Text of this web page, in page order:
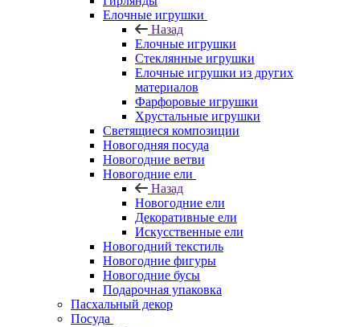
Елочные игрушки
Назад
Елочные игрушки
Стеклянные игрушки
Елочные игрушки из других
материалов
Фарфоровые игрушки
Хрустальные игрушки
Светящиеся композиции
Новогодняя посуда
Новогодние ветви
Новогодние ели
Назад
Новогодние ели
Декоративные ели
Искусственные ели
Новогодний текстиль
Новогодние фигуры
Новогодние бусы
Подарочная упаковка
Пасхальный декор
Посуда